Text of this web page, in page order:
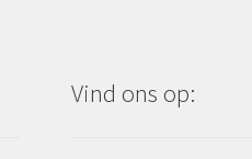
Vind ons op: